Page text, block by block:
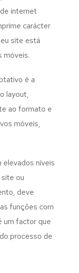
internet
carácter
site está
móveis.
é a
layout,
ao formato e
móveis,
elevados níveis
ou
deve
funções com
um factor que
processo de